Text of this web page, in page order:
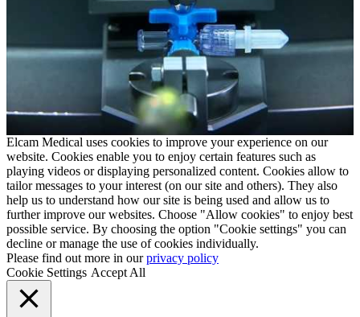
Elcam Medical uses cookies to improve your experience on our
website. Cookies enable you to enjoy certain features such as
playing videos or displaying personalized content. Cookies allow to
tailor messages to your interest (on our site and others). They also
help us to understand how our site is being used and allow us to
further improve our websites. Choose "Allow cookies" to enjoy best
possible service. By choosing the option "Cookie settings" you can
decline or manage the use of cookies individually.
Please find out more in ourprivacy policy
Cookie Settings Accept All